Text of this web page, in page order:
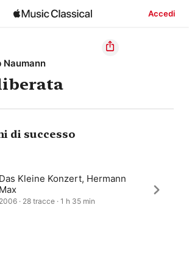
Accedi
Naumann
di successo
Das Kleine Konzert, Hermann
Max
2006 · 28 tracce · 1 h 35 min